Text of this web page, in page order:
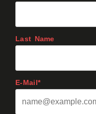
Last Name
E-Mail*